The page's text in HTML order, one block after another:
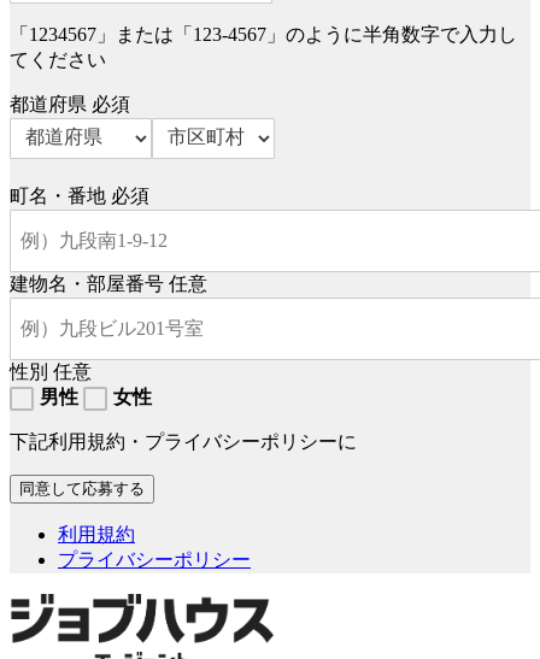
「1234567」または「123-4567」のように半角数字で入力し
てください
都道府県 必須
町名・番地 必須
建物名・部屋番号 任意
性別 任意
男性
女性
下記利用規約・プライバシーポリシーに
利用規約
プライバシーポリシー